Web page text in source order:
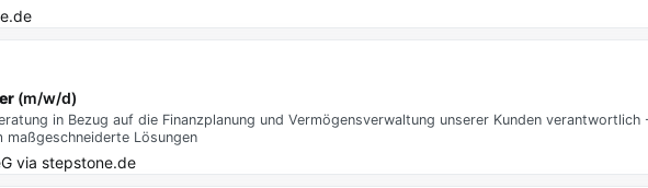
(m/w/d)
in Bezug auf die Finanzplanung und Vermögensverwaltung unserer Kunden verantwortlich
Lösungen
via stepstone.de